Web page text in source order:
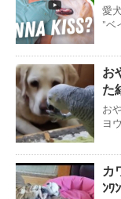
愛
”ベ
お
た
お
ヨ
カ
ﾝﾜﾝ